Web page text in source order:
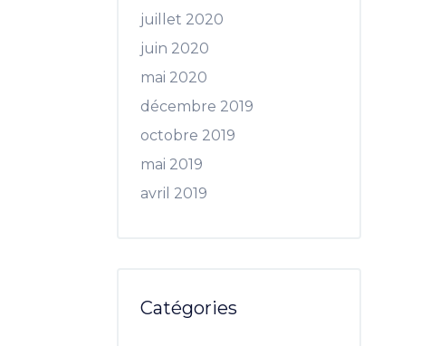
juillet 2020
juin 2020
mai 2020
décembre 2019
octobre 2019
mai 2019
avril 2019
Catégories